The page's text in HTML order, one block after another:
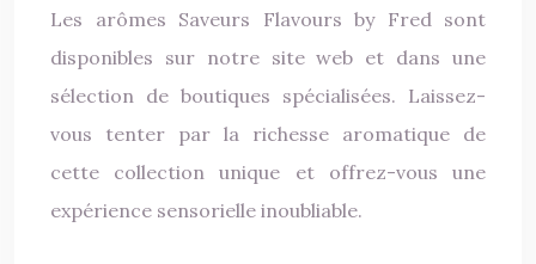
Les arômes Saveurs Flavours by Fred sont
disponibles sur notre site web et dans une
sélection de boutiques spécialisées. Laissez-
vous tenter par la richesse aromatique de
cette collection unique et offrez-vous une
expérience sensorielle inoubliable.